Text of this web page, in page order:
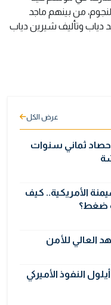
من بينهم ماجد
دياب وتأليف شيرين دياب
عرض الكل
وحصاد ثماني سنوات
الأمريكية.. كيف
ضغط؟
النفوذ الأميركي